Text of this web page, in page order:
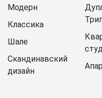
Модерн
Классика
Шале
Скандинавский
дизайн